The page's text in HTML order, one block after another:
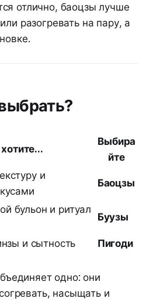
отлично, баоцзы лучше
разогревать на пару, а
Выбира
йте
и
Баоцзы
бульон и ритуал
Буузы
и сытность Пигоди
одно: они
насыщать и